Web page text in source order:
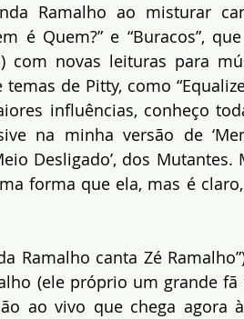
Ramalho ao misturar
é Quem?” e “Buracos”,
com novas leituras para
de Pitty, como
influências, conheço
na minha versão de
Desligado’, dos
forma que ela, mas é
Ramalho canta Zé
(ele próprio um grande fã
ao vivo que chega agora